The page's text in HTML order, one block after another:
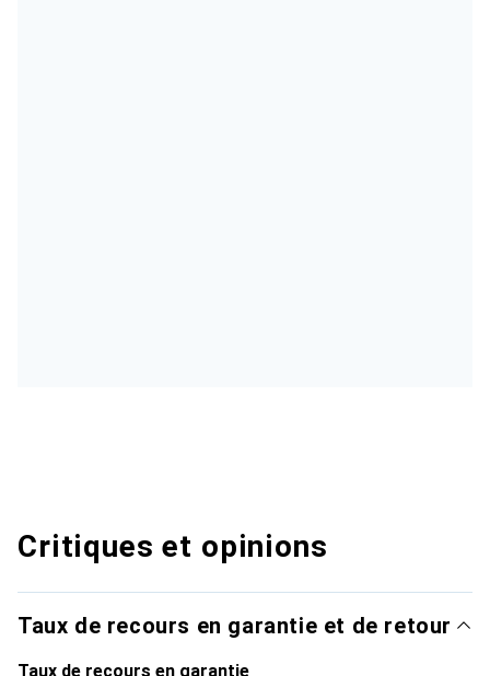
Critiques et opinions
Taux de recours en garantie et de retour
Taux de recours en garantie